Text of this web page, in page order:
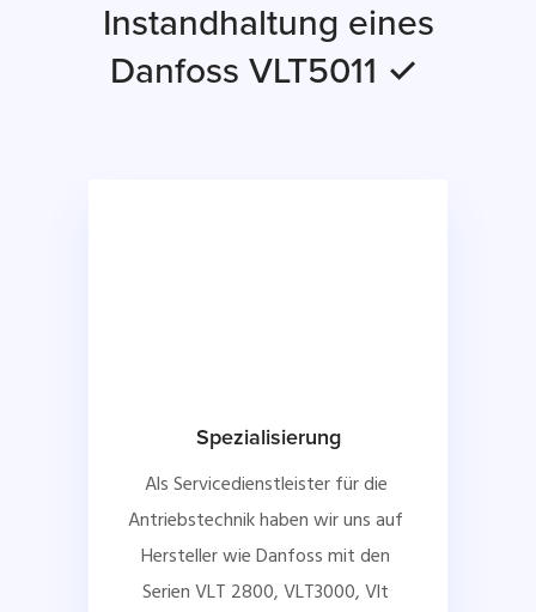
Instandhaltung eines
Danfoss VLT5011 ✓
Spezialisierung
Als Servicedienstleister für die
Antriebstechnik haben wir uns auf
Hersteller wie Danfoss mit den
Serien VLT 2800, VLT3000, Vlt